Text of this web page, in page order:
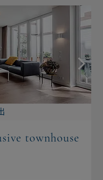
townhouse